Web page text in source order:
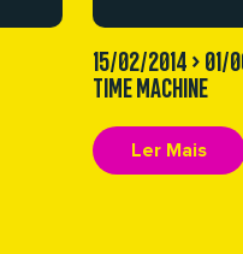
15/02/2014 > 01/
TIME MACHINE
Ler Mais